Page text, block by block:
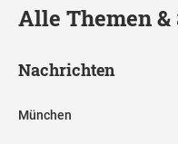
Alle Themen &
Nachrichten
München